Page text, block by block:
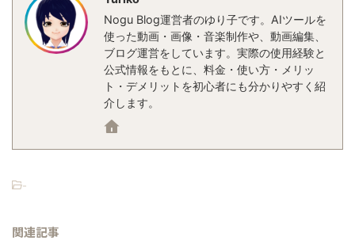
Nogu Blog運営者のゆり子です。AIツールを
使った動画・画像・音楽制作や、動画編集、
ブログ運営をしています。実際の使用経験と
公式情報をもとに、料金・使い方・メリッ
ト・デメリットを初心者にも分かりやすく紹
介します。
-
関連記事